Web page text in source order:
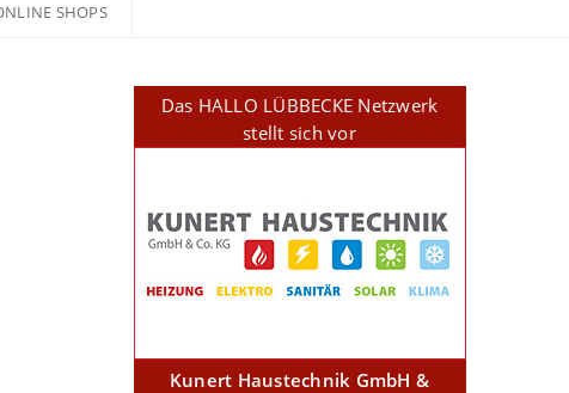
SHOPS
Das HALLO LÜBBECKE Netzwerk
stellt sich vor
Kunert Haustechnik GmbH &